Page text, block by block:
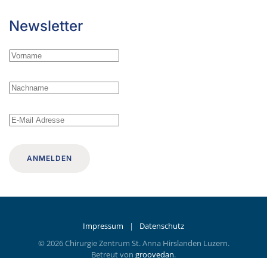
Newsletter
ANMELDEN
Impressum |
Datenschutz
©2026Chirurgie Zentrum St. Anna Hirslanden Luzern.
Betreut von groovedan.